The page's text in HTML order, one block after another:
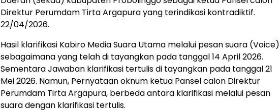
Direktur Perumdam Tirta Argapura yang terindikasi kontradiktif.
22/04/2026.
Hasil klarifikasi Kabiro Media Suara Utama melalui pesan suara (Voice)
sebagaimana yang telah di tayangkan pada tanggal 14 April 2026.
Sementara Jawaban klarifikasi tertulis di tayangkan pada tanggal 21
Mei 2026. Namun, Pernyataan oknum ketua Pansel calon Direktur
Perumdam Tirta Argapura, berbeda antara klarifikasi melalui pesan
suara dengan klarifikasi tertulis.